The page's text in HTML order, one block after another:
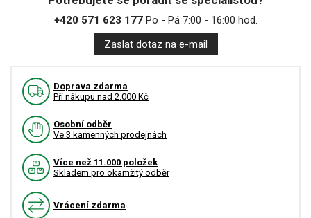
+420 571 623 177Po - Pá 7:00 - 16:00 hod.
Zaslat dotaz na e-mail
Doprava zdarma
Pří nákupu nad 2.000 Kč
Osobní odběr
Ve 3 kamenných prodejnách
Více než 11.000 položek
Skladem pro okamžitý odběr
Vrácení zdarma